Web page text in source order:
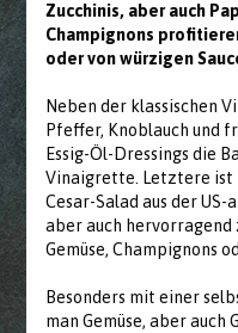
Zucchinis, aber auch
Champignons
oder von würzigen
Neben der klassischen
Pfeffer, Knoblauch und
Essig-Öl-Dressings die
Vinaigrette. Letztere ist
Cesar-Salad aus der
aber auch
Gemüse, Champignons
Besonders mit einer
man Gemüse, aber